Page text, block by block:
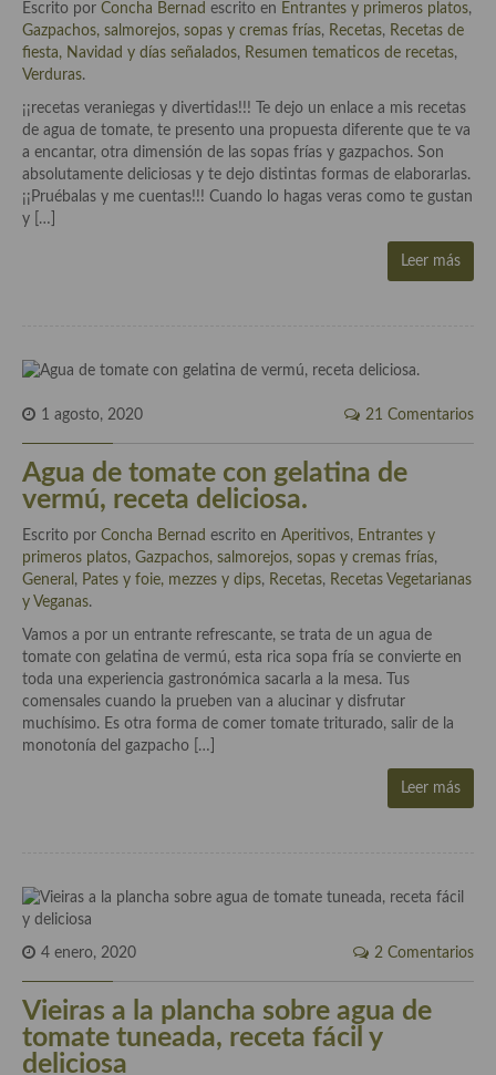
Bebidas
Bocadillos, hamburguesas, sándwich, emparedados, tostas y
Entrantes y primeros platos
Ensaladas
Entrantes
Legumbres y cereales
Cuscús
Huevos
Masas elaboradas con harina, pizzas, quiches y demás
Aves
Carne
Pescado y Marisco
Quesos, recetas
Recetas de Cuaresma
Recetas maridadas con los mejores AOVES
Escrito por Concha Bernad escrito en Entrantes y primeros platos,
Gazpachos, salmorejos, sopas y cremas frías, Recetas, Recetas de
fiesta, Navidad y días señalados, Resumen tematicos de recetas,
Verduras.
¡¡recetas veraniegas y divertidas!!! Te dejo un enlace a mis recetas
de agua de tomate, te presento una propuesta diferente que te va
a encantar, otra dimensión de las sopas frías y gazpachos. Son
absolutamente deliciosas y te dejo distintas formas de elaborarlas.
¡¡Pruébalas y me cuentas!!! Cuando lo hagas veras como te gustan
y […]
Leer más
1 agosto, 2020 21 Comentarios
Agua de tomate con gelatina de
vermú, receta deliciosa.
Escrito por Concha Bernad escrito en Aperitivos, Entrantes y
primeros platos, Gazpachos, salmorejos, sopas y cremas frías,
General , Pates y foie, mezzes y dips, Recetas, Recetas Vegetarianas
y Veganas.
Vamos a por un entrante refrescante, se trata de un agua de
tomate con gelatina de vermú, esta rica sopa fría se convierte en
toda una experiencia gastronómica sacarla a la mesa. Tus
comensales cuando la prueben van a alucinar y disfrutar
muchísimo. Es otra forma de comer tomate triturado, salir de la
monotonía del gazpacho […]
Leer más
4 enero, 2020 2 Comentarios
Vieiras a la plancha sobre agua de
tomate tuneada, receta fácil y
deliciosa